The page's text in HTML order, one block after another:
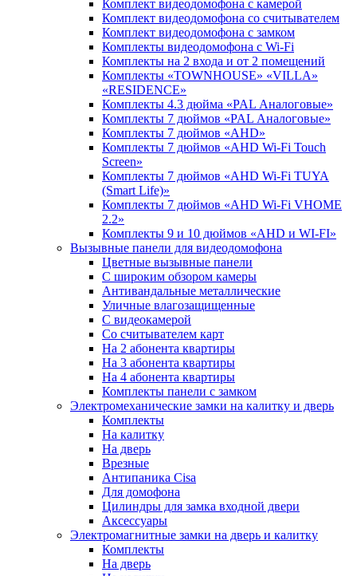
Комплект видеодомофона с камерой
Комплект видеодомофона со считывателем
Комплект видеодомофона c замком
Комплекты видеодомофона с Wi-Fi
Комплекты на 2 входа и от 2 помещений
Комплекты «TOWNHOUSE» «VILLA»
«RESIDENCE»
Комплекты 4.3 дюйма «PAL Аналоговые»
Комплекты 7 дюймов «PAL Аналоговые»
Комплекты 7 дюймов «AHD»
Комплекты 7 дюймов «AHD Wi-Fi Touch
Screen»
Комплекты 7 дюймов «AHD Wi-Fi TUYA
(Smart Life)»
Комплекты 7 дюймов «AHD Wi-Fi VHOME
2.2»
Комплекты 9 и 10 дюймов «AHD и WI-FI»
Вызывные панели для видеодомофона
Цветные вызывные панели
С широким обзором камеры
Антивандальные металлические
Уличные влагозащищенные
С видеокамерой
Со считывателем карт
На 2 абонента квартиры
На 3 абонента квартиры
На 4 абонента квартиры
Комплекты панели с замком
Электромеханические замки на калитку и дверь
Комплекты
На калитку
На дверь
Врезные
Антипаника Cisa
Для домофона
Цилиндры для замка входной двери
Аксессуары
Электромагнитные замки на дверь и калитку
Комплекты
На дверь